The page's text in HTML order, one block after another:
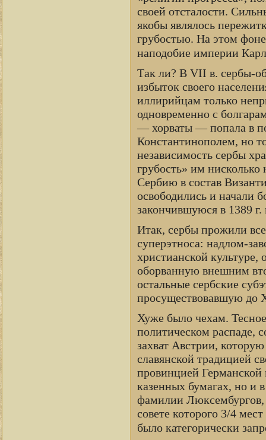
своей отсталости.
якобы являлось
грубостью. На этом
наподобие империи
Так ли? В VII в. сербы-
избыток своего
иллирийцам только
одновременно с
— хорваты — попала в
Константинополем, но
независимость сербы
грубость» им
Сербию в состав
освободились и начали
закончившуюся в 1389
Итак, сербы прожили все
суперэтноса: надлом-
христианской
оборванную внешним
остальные сербские
просуществовавшую до
Хуже было чехам.
политическом распаде,
захват Австрии,
славянской традицией
провинцией Германской
казенных бумагах, но и
фамилии Люксембургов,
совете которого 3/4
было категорически